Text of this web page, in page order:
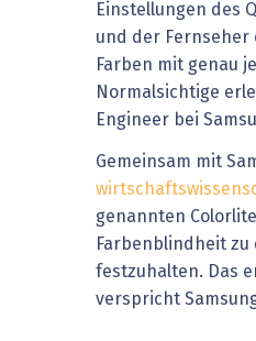
Einstellungen des
und der Fernseher
Farben mit genau
Normalsichtige
Engineer bei
Gemeinsam mit
genannten
Farbenblindheit
festzuhalten. Das
verspricht